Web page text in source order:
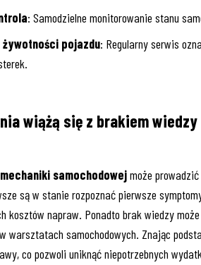
: Samodzielne monitorowanie stanu
żywotności pojazdu: Regularny serwis
wiążą się z brakiem
mechaniki samochodowejmoże
są w stanie rozpoznać pierwsze
kosztów napraw. Ponadto brak wiedzy
warsztatach samochodowych. Znając
co pozwoli uniknąć niepotrzebnych